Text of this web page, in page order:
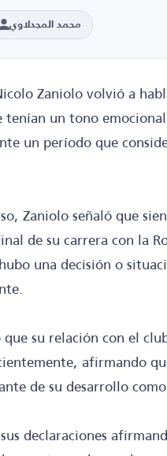
محمد المجدلاوي
Zaniolo volvió a
tenían un tono
un período que
Zaniolo señaló que
de su carrera con la
una decisión o
su relación con el
afirmando
de su desarrollo
declaraciones